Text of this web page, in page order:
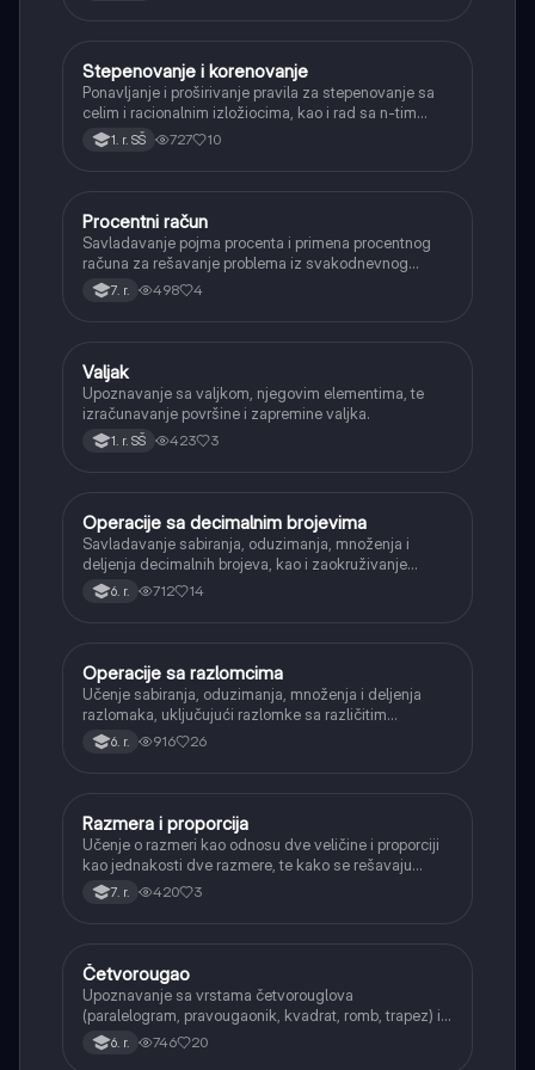
Matematika
Stepenovanje i korenovanje
Ponavljanje i proširivanje pravila za stepenovanje sa
celim i racionalnim izložiocima, kao i rad sa n-tim
korenima i racionalizacijom imenioca.
1. r. SŠ 727 10
Matematika
Procentni račun
Savladavanje pojma procenta i primena procentnog
računa za rešavanje problema iz svakodnevnog
života, kao što su popusti, kamate i povećanja.
7. r. 498 4
Matematika
Valjak
Upoznavanje sa valjkom, njegovim elementima, te
izračunavanje površine i zapremine valjka.
1. r. SŠ 423 3
Matematika
Operacije sa decimalnim brojevima
Savladavanje sabiranja, oduzimanja, množenja i
deljenja decimalnih brojeva, kao i zaokruživanje
decimalnih brojeva.
6. r. 712 14
Matematika
Operacije sa razlomcima
Učenje sabiranja, oduzimanja, množenja i deljenja
razlomaka, uključujući razlomke sa različitim
imeniocima.
6. r. 916 26
Matematika
Razmera i proporcija
Učenje o razmeri kao odnosu dve veličine i proporciji
kao jednakosti dve razmere, te kako se rešavaju
proporcije.
7. r. 420 3
Matematika
Četvorougao
Upoznavanje sa vrstama četvorouglova
(paralelogram, pravougaonik, kvadrat, romb, trapez) i
njihovim osnovnim svojstvima.
6. r. 746 20